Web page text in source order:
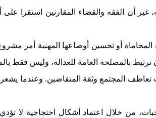
الفقه والقضاء المقارنين استقرا
المحاماة أو تحسين أوضاعها المهنية أمر
بالمصلحة العامة للعدالة، وليس فقط
المجتمع وثقة المتقاضين. وعندما
من خلال اعتماد أشكال احتجاجية لا